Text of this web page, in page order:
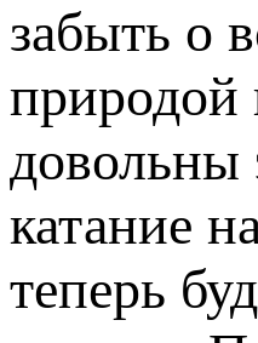
забыть о
природой
довольны
катание
теперь